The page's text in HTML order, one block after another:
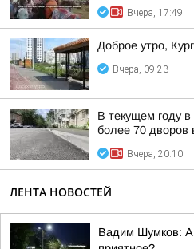
Вчера, 17:49
Доброе утро,
Вчера, 09:23
В текущем году в
более 70 дворов
Вчера, 20:10
ЛЕНТА НОВОСТЕЙ
Вадим Шумков: А